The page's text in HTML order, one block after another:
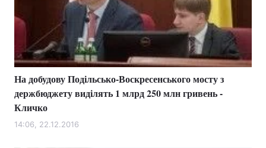
На добудову Подільсько-Воскресенського мосту з
держбюджету виділять 1 млрд 250 млн гривень -
Кличко
14:06, 22.12.2016